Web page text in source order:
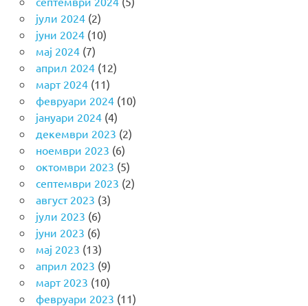
јули 2024(2)
јуни 2024(10)
мај 2024(7)
април 2024(12)
март 2024(11)
февруари 2024(10)
јануари 2024(4)
декември 2023 (2)
ноември 2023 (6)
октомври 2023 (5)
септември 2023 (2)
август 2023 (3)
јули 2023 (6)
јуни 2023 (6)
мај 2023 (13)
април 2023 (9)
март 2023 (10)
февруари 2023 (11)